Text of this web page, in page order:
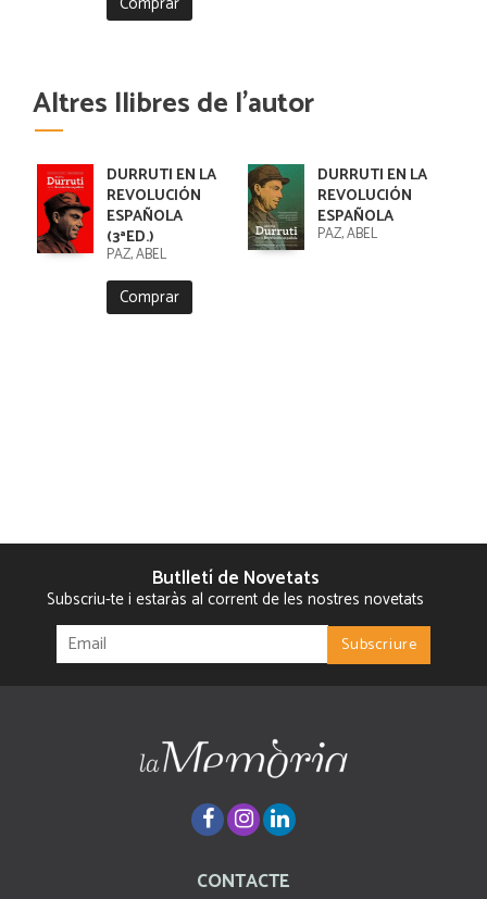
Altres llibres de l'autor
DURRUTI EN LA
REVOLUCIÓN
ESPAÑOLA
(3ªED.)
PAZ, ABEL
Comprar
DURRUTI EN LA
REVOLUCIÓN
ESPAÑOLA
PAZ, ABEL
Butlletí de Novetats
Subscriu-te i estaràs al corrent de les nostres novetats
CONTACTE